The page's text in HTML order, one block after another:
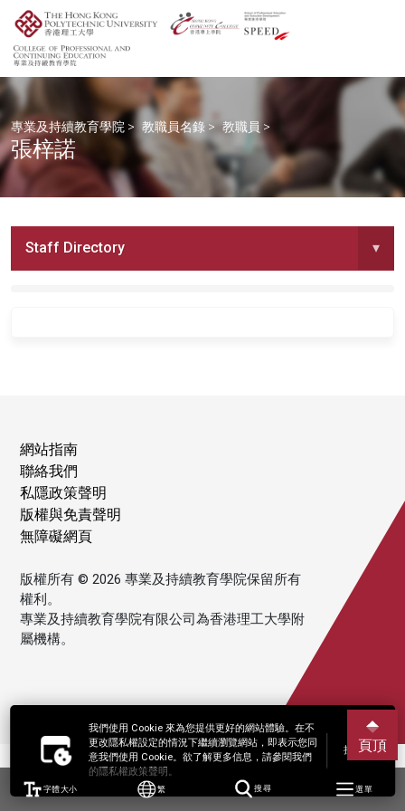
我們使用 Cookie 來為您提供更好的網站體驗。在不
更改隱私權設定的情況下繼續瀏覽網站，即表示您同
意我們使用 Cookie。欲了解更多信息，請參閱我們
的隱私權政策聲明。
接受
字體大小 繁 搜尋 選單
專業及持續教育學院 > 教職員名錄 > 教職員 >
張梓諾
Staff Directory ▾
網站指南
聯絡我們
私隱政策聲明
版權與免責聲明
無障礙網頁
版權所有 © 2026 專業及持續教育學院保留所有
權利。
專業及持續教育學院有限公司為香港理工大學附
屬機構。
頁頂